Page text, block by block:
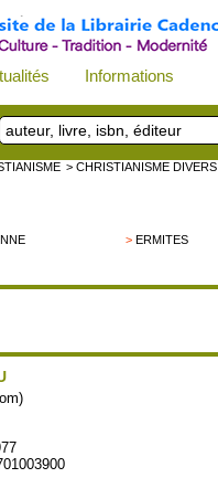
Informations
> CHRISTIANISME DIVERS
>ERMITES